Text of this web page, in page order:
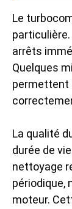
Le
arrêts
Quelques
permettent
La qualité
durée de
nettoyage
périodique,
moteur.